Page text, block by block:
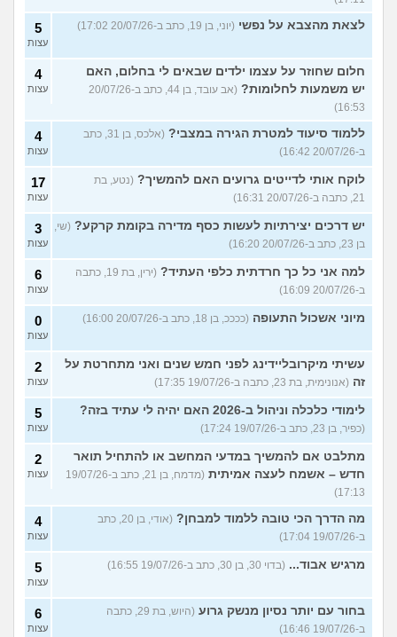
לצאת מהצבא על נפשי (יוני, בן 19, כתב ב-20/07/26 17:02) 5
עצות
חלום שחוזר על עצמו ילדים שבאים לי בחלום, האם
יש משמעות לחלומות?
(אב עובד, בן 44, כתב ב-20/07/26
16:53)
4
עצות
ללמוד סיעוד למטרת הגירה במצבי?
(אלכס, בן 31, כתב
ב-20/07/26 16:42)
4
עצות
לוקח אותי לדייטים גרועים האם להמשיך? (נטע, בת
21, כתבה ב-20/07/26 16:31)
17
עצות
יש דרכים יצירתיות לעשות כסף מדירה בקומת קרקע? (שי,
בן 23, כתב ב-20/07/26 16:20)
3
עצות
למה אני כל כך חרדתית כלפי העתיד?
(ירין, בת 19, כתבה
ב-20/07/26 16:09)
6
עצות
מיוני אשכול התעופה (ככככ, בן 18, כתב ב-20/07/26 16:00) 0
עצות
עשיתי מיקרובליידינג לפני חמש שנים ואני מתחרטת על
זה (אנונימית, בת 23, כתבה ב-19/07/26 17:35)
2
עצות
לימודי כלכלה וניהול ב-2026 האם יהיה לי עתיד בזה?
(כפיר, בן 23, כתב ב-19/07/26 17:24)
5
עצות
מתלבט אם להמשיך במדעי המחשב או להתחיל תואר
חדש – אשמח לעצה אמיתית
(מדמח, בן 21, כתב ב-19/07/26
17:13)
2
עצות
מה הדרך הכי טובה ללמוד למבחן?
(אודי, בן 20, כתב
ב-19/07/26 17:04)
4
עצות
מרגיש אבוד... (בדוי 30, בן 30, כתב ב-19/07/26 16:55) 5
עצות
בחור עם יותר נסיון מנשק גרוע
(היוש, בת 29, כתבה
ב-19/07/26 16:46)
6
עצות